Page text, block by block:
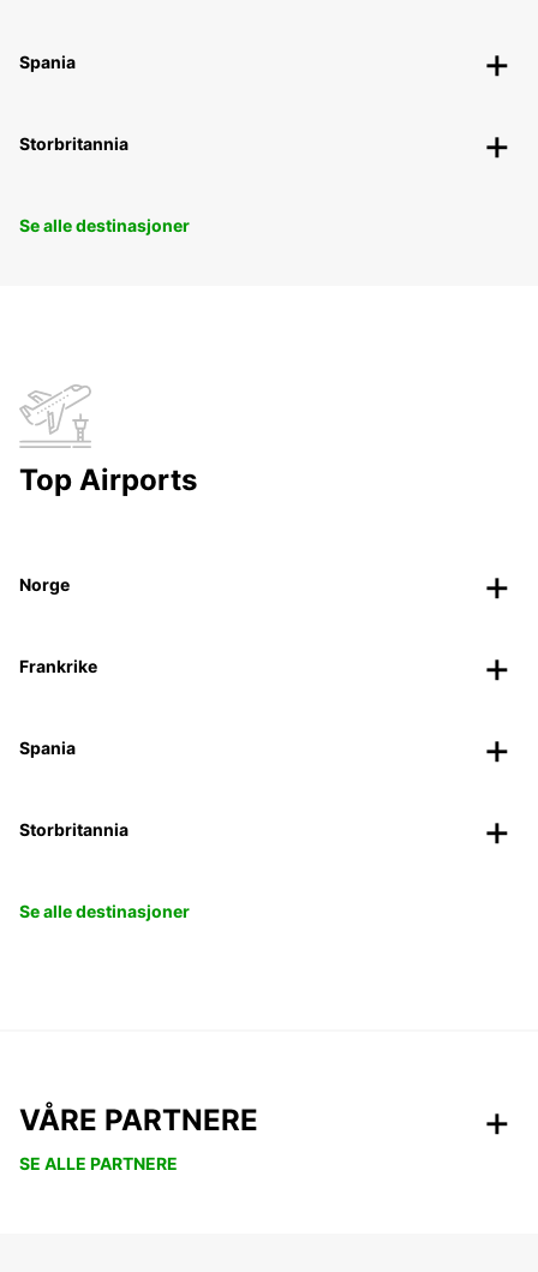
Spania
Storbritannia
Se alle destinasjoner
Top Airports
Norge
Frankrike
Spania
Storbritannia
Se alle destinasjoner
VÅRE PARTNERE
SE ALLE PARTNERE